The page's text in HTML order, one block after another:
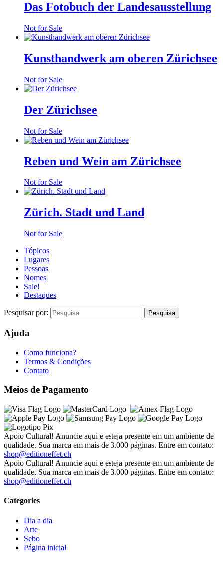
Das Fotobuch der Landesausstellung
Not for Sale
Kunsthandwerk am oberen Zürichsee
Not for Sale
Der Zürichsee
Not for Sale
Reben und Wein am Zürichsee
Not for Sale
Zürich. Stadt und Land
Not for Sale
Tópicos
Lugares
Pessoas
Nomes
Sale!
Destaques
Pesquisar por:
Ajuda
Como funciona?
Termos & Condições
Contato
Meios de Pagamento
Apoio Cultural! Anuncie aqui e esteja presente em um ambiente de
qualidade. Sua marca em mais de 3.000 páginas. Entre em contato:
shop@editioneffet.ch
Apoio Cultural! Anuncie aqui e esteja presente em um ambiente de
qualidade. Sua marca em mais de 3.000 páginas. Entre em contato:
shop@editioneffet.ch
Categories
Dia a dia
Arte
Sebo
Página inicial